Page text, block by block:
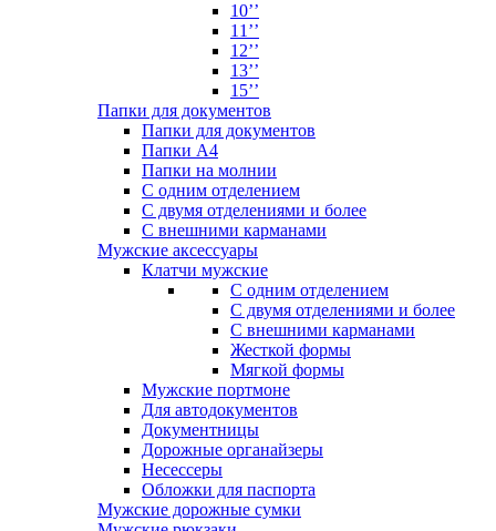
10’’
11’’
12’’
13’’
15’’
Папки для документов
Папки для документов
Папки А4
Папки на молнии
С одним отделением
С двумя отделениями и более
С внешними карманами
Мужские аксессуары
Клатчи мужские
С одним отделением
С двумя отделениями и более
С внешними карманами
Жесткой формы
Мягкой формы
Мужские портмоне
Для автодокументов
Документницы
Дорожные органайзеры
Несессеры
Обложки для паспорта
Мужские дорожные сумки